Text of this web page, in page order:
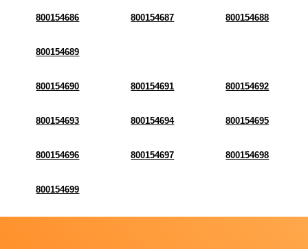
800154686 800154687 800154688
800154689
800154690 800154691 800154692
800154693 800154694 800154695
800154696 800154697 800154698
800154699